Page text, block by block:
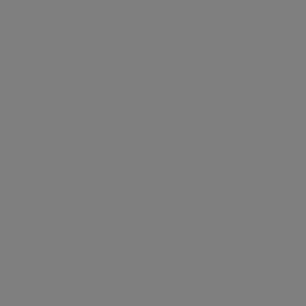
est un vin rouge qui bouscule les
% de grenache, ce vin naît sur
pas de la Montagne Noire et des
en agriculture biologique.Le
», une collection de vins
n’hésitez pas à le servir
à l’avance pour révéler toute sa